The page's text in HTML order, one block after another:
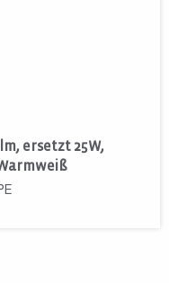
ersetzt 25W,